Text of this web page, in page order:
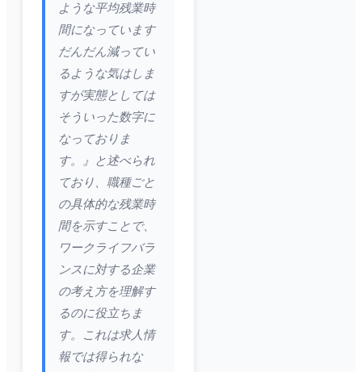
ような平均残業時
間になっています
だんだん減ってい
るような気はしま
すが実態としては
そういった数字に
なっておりま
す。』と述べられ
ており、職種ごと
の具体的な残業時
間を示すことで、
ワークライフバラ
ンスに対する企業
の考え方を理解す
るのに役立ちま
す。これは求人情
報では得られな